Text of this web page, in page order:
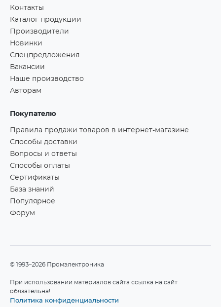
Контакты
Каталог продукции
Производители
Новинки
Спецпредложения
Вакансии
Наше производство
Авторам
Покупателю
Правила продажи товаров в интернет-магазине
Способы доставки
Вопросы и ответы
Способы оплаты
Сертификаты
База знаний
Популярное
Форум
©1993–2026 Промэлектроника
При использовании материалов сайта ссылка на сайт
обязательна!
Политика конфиденциальности